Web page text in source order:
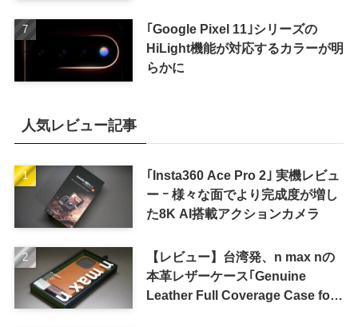
｢Google Pixel 11｣シリーズの
HiLight機能が対応するカラーが明
らかに
人気レビュー記事
｢Insta360 Ace Pro 2｣ 実機レビュ
ー ｰ 様々な面でより完成度が増し
た8K AI搭載アクションカメラ
【レビュー】台湾発、n max nの
本革レザーケース｢Genuine
Leather Full Coverage Case for